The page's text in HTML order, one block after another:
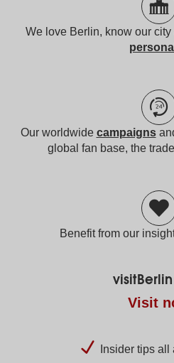
We love Berlin, know our
Our worldwide campaigns
global fan base, the
Benefit from our
Visit
Insider tips